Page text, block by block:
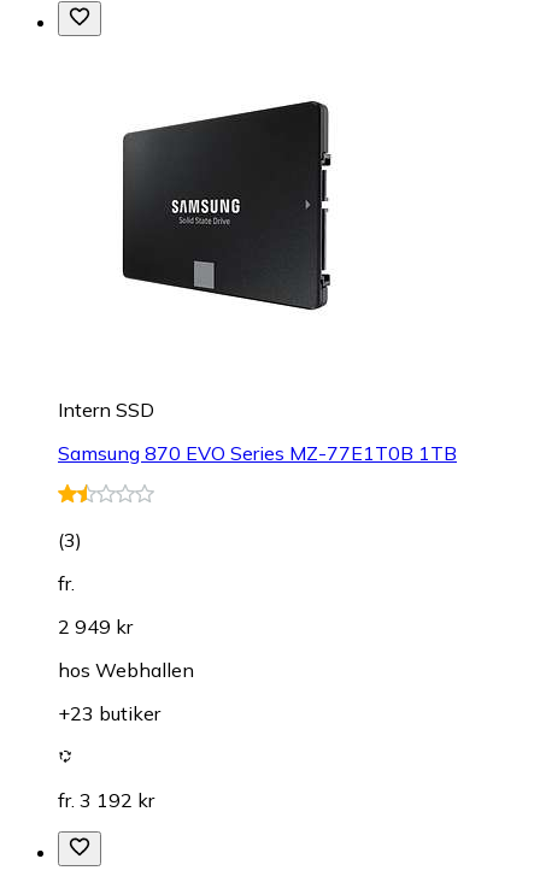
Intern SSD
Samsung 870 EVO Series MZ-77E1T0B 1TB
(3)
fr.
2 949 kr
hos Webhallen
+23 butiker
fr. 3 192 kr